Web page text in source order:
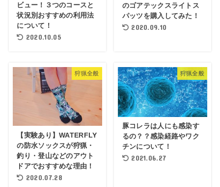
ビュー！３つのコースと
状況別おすすめの利用法
について！
2020.10.05
のゴアテックスライトス
パッツを購入してみた！
2020.09.10
狩猟全般
【実験あり】WATERFLY
の防水ソックスが狩猟・
釣り・登山などのアウト
ドアでおすすめな理由！
2020.07.28
狩猟全般
豚コレラは人にも感染す
るの？？感染経路やワク
チンについて！
2021.06.27